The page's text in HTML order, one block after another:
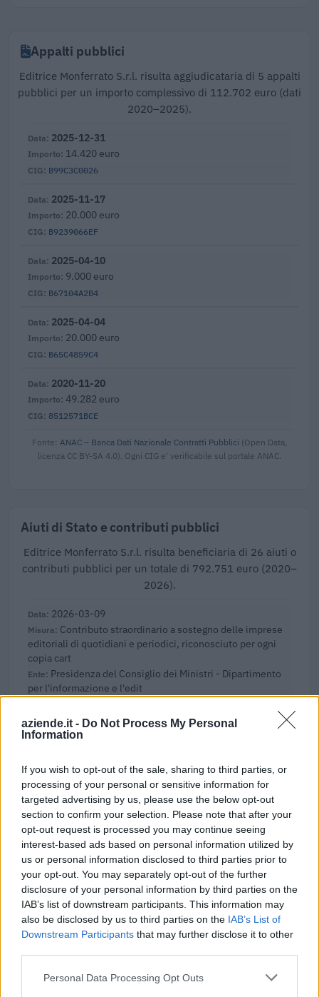
aziende.it - Do Not Process My Personal
Information
If you wish to opt-out of the sale, sharing to third parties, or
processing of your personal or sensitive information for
targeted advertising by us, please use the below opt-out
section to confirm your selection. Please note that after your
opt-out request is processed you may continue seeing
interest-based ads based on personal information utilized by
us or personal information disclosed to third parties prior to
your opt-out. You may separately opt-out of the further
disclosure of your personal information by third parties on the
IAB’s list of downstream participants. This information may
also be disclosed by us to third parties on the IAB’s List of
Downstream Participants that may further disclose it to other
Personal Data Processing Opt Outs
Appalti pubblici
Editrice Monferrato S.r.l. risulta aggiudicataria di 5 appalti
pubblici per un importo complessivo di 112.702 euro (dati
2020–2025).
B99C3C0026
2025-12-31
14.420 euro
B9239066EF
2025-11-17
20.000 euro
B67104A2B4
2025-04-10
9.000 euro
B65C4859C4
2025-04-04
20.000 euro
8512571BCE
2020-11-20
49.282 euro
Fonte: ANAC – Banca Dati Nazionale Contratti Pubblici (Open Data,
licenza CC BY-SA 4.0). Ogni CIG e' verificabile sul portale ANAC.
Aiuti di Stato e contributi pubblici
Editrice Monferrato S.r.l. risulta beneficiaria di 26 aiuti o
contributi pubblici per un totale di 792.751 euro (2020–
2026).
2026-03-09
Contributo straordinario a sostegno delle imprese
editoriali di quotidiani e periodici, riconosciuto per ogni
copia cart
Presidenza del Consiglio dei Ministri - Dipartimento
per l'informazione e l'edit
2025-12-19
editoriali di quotidiani e periodici, riconosciuto per ogni
copia cart
Presidenza del Consiglio dei Ministri - Dipartimento
per l'informazione e l'edit
3.152 euro
2025-12-05
Agevolazione IRAP prevista dall'art.8 comma 1 lett.
d della L.R. 25/06/2008 n.18
Agenzia delle entrate
112 euro
informazione periodica locale anno 2025